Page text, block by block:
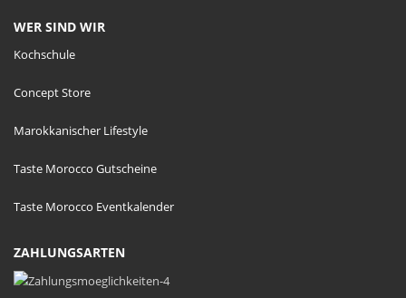
auf
gewählt
WER SIND WIR
Kochschule
Concept Store
Marokkanischer Lifestyle
Taste Morocco Gutscheine
Taste Morocco Eventkalender
ZAHLUNGSARTEN